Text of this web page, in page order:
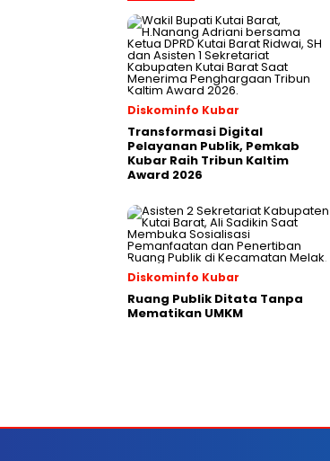
Diskominfo Kubar
Transformasi Digital
Pelayanan Publik, Pemkab
Kubar Raih Tribun Kaltim
Award 2026
Diskominfo Kubar
Ruang Publik Ditata Tanpa
Mematikan UMKM